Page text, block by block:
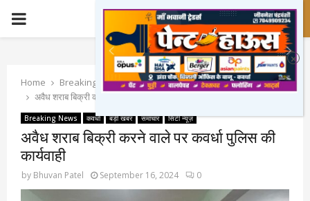
PRIMARY
Home
Breaking News
अवैध शराब बिक्री करने वाले पर कवर्धा पुलिस की कार्यवाही
Breaking News कवर्धा बड़ी खबर समाचार सिटी न्यूज़
अवैध शराब बिक्री करने वाले पर कवर्धा पुलिस की
कार्यवाही
by Bhuvan Patel September 16, 2024 0